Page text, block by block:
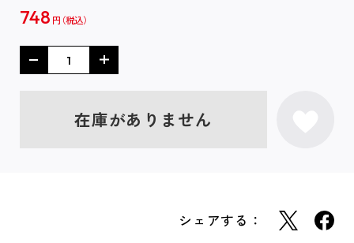
748 円
在庫がありません
シェアする：